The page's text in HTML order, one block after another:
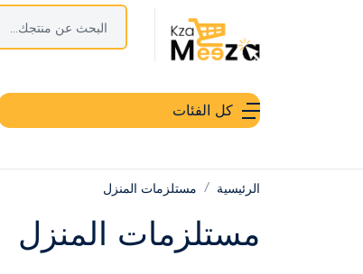
كل الفئات
الرئيسية مستلزمات المنزل
مستلزمات المنزل